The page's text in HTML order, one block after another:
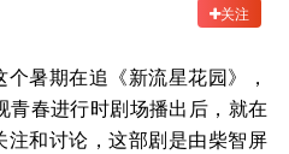
关注
暑期在追《新流星花园》，
春进行时剧场播出后，就在
和讨论，这部剧是由柴智屏